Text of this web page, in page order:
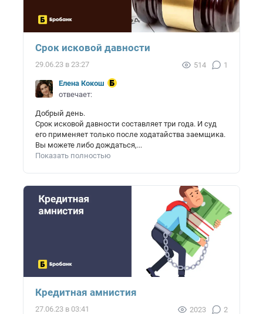
Срок исковой давности
29.06.23 в 23:27 514 1
Елена Кокош
отвечает:
Добрый день.
Срок исковой давности составляет три года. И суд
его применяет только после ходатайства заемщика.
Вы можете либо дождаться,...
Показать полностью
Кредитная амнистия
27.06.23 в 03:41 2023
2